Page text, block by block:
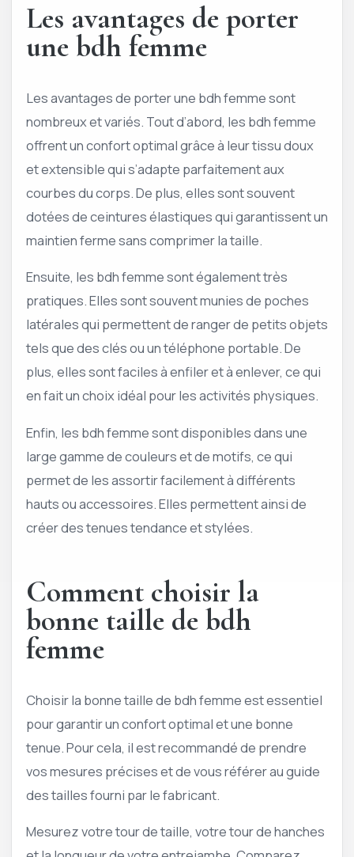
Les avantages de porter
une bdh femme
Les avantages de porter une bdh femme sont
nombreux et variés. Tout d’abord, les bdh femme
offrent un confort optimal grâce à leur tissu doux
et extensible qui s’adapte parfaitement aux
courbes du corps. De plus, elles sont souvent
dotées de ceintures élastiques qui garantissent un
maintien ferme sans comprimer la taille.
Ensuite, les bdh femme sont également très
pratiques. Elles sont souvent munies de poches
latérales qui permettent de ranger de petits objets
tels que des clés ou un téléphone portable. De
plus, elles sont faciles à enfiler et à enlever, ce qui
en fait un choix idéal pour les activités physiques.
Enfin, les bdh femme sont disponibles dans une
large gamme de couleurs et de motifs, ce qui
permet de les assortir facilement à différents
hauts ou accessoires. Elles permettent ainsi de
créer des tenues tendance et stylées.
Comment choisir la
bonne taille de bdh
femme
Choisir la bonne taille de bdh femme est essentiel
pour garantir un confort optimal et une bonne
tenue. Pour cela, il est recommandé de prendre
vos mesures précises et de vous référer au guide
des tailles fourni par le fabricant.
Mesurez votre tour de taille, votre tour de hanches